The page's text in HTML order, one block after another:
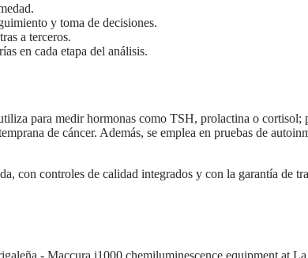
y toma de decisiones.
a terceros.
en cada etapa del análisis.
para medir hormonas como TSH, prolactina o
de cáncer. Además, se emplea en pruebas de
con controles de calidad integrados y con la garantía de